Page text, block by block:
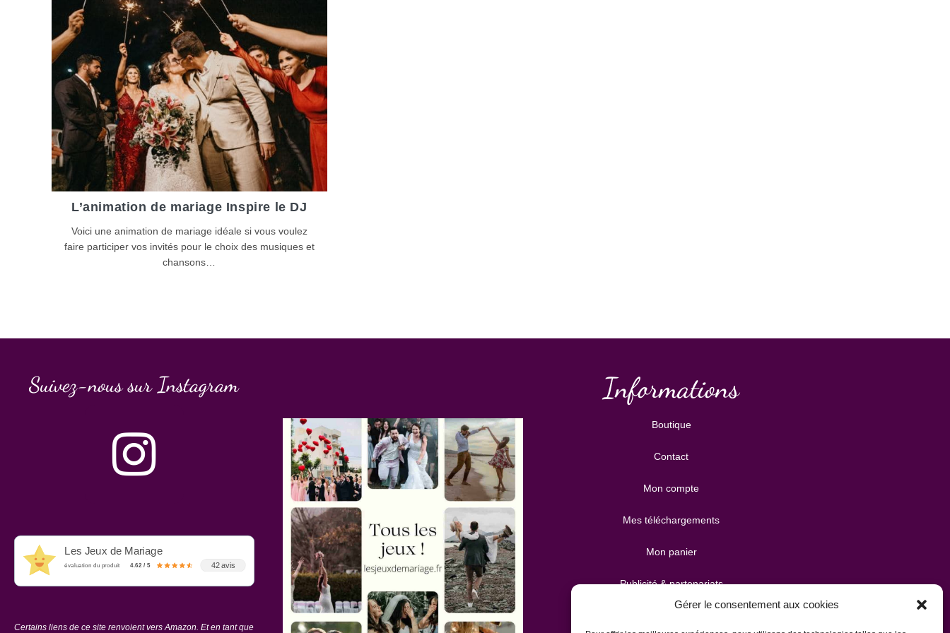
Gérer le consentement aux cookies
L’animation de mariage Inspire le DJ
Voici une animation de mariage idéale si vous voulez
faire participer vos invités pour le choix des musiques et
chansons…
Suivez-nous sur Instagram
Les Jeux de Mariage
évaluation du produit 4.62 / 5 42 avis
Certains liens de ce site renvoient vers Amazon. Et en tant que
Informations
Boutique
Contact
Mon compte
Mes téléchargements
Mon panier
Publicité & partenariats